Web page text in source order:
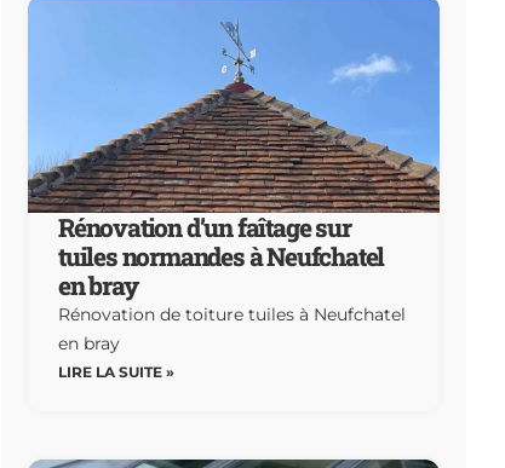
Rénovation d’un faîtage sur
tuiles normandes à Neufchatel
en bray
Rénovation de toiture tuiles à Neufchatel
en bray
LIRE LA SUITE »